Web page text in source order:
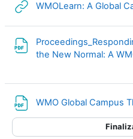
WMOLearn: A Global
the New Normal: A
WMO Global Campus